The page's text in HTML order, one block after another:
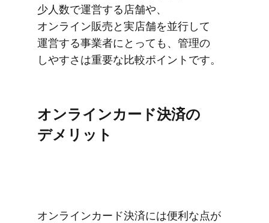
少人数で​運営する​店舗や、​
オンライン販売と​実店舗を​並行して​
運営する​事業者に​とっても、​管理の​
しやすさは​重要な​比較ポイントです。
オンラインカード決済の​
デメリット
オンラインカード決済には​便利な​点が​